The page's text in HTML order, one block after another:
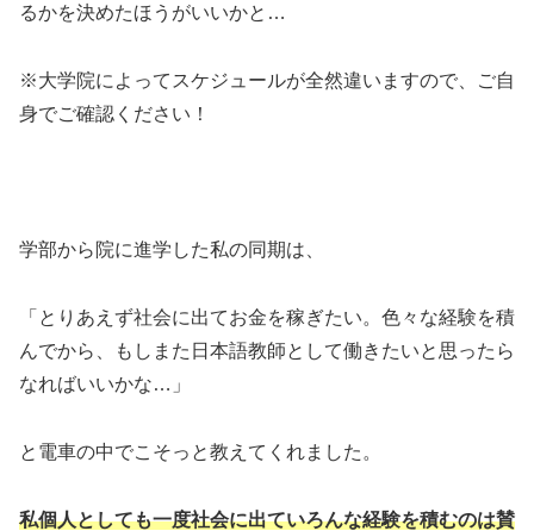
るかを決めたほうがいいかと…
※大学院によってスケジュールが全然違いますので、ご自
身でご確認ください！
学部から院に進学した私の同期は、
「とりあえず社会に出てお金を稼ぎたい。色々な経験を積
んでから、もしまた日本語教師として働きたいと思ったら
なればいいかな…」
と電車の中でこそっと教えてくれました。
私個人としても一度社会に出ていろんな経験を積むのは賛